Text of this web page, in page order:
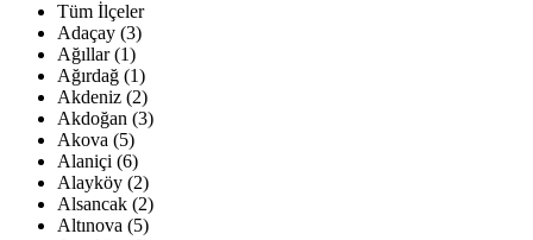
Tüm İlçeler
Adaçay (3)
Ağıllar (1)
Ağırdağ (1)
Akdeniz (2)
Akdoğan (3)
Akova (5)
Alaniçi (6)
Alayköy (2)
Alsancak (2)
Altınova (5)